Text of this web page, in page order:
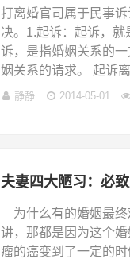
打离婚官司属于民事
决。1.起诉：起诉，
诉，是指婚姻关系的
姻关系的请求。 起诉
静静 2014-05-01
夫妻四大陋习：必
为什么有的婚姻最终
讲，那都是因为这个
瘤的癌变到了一定的